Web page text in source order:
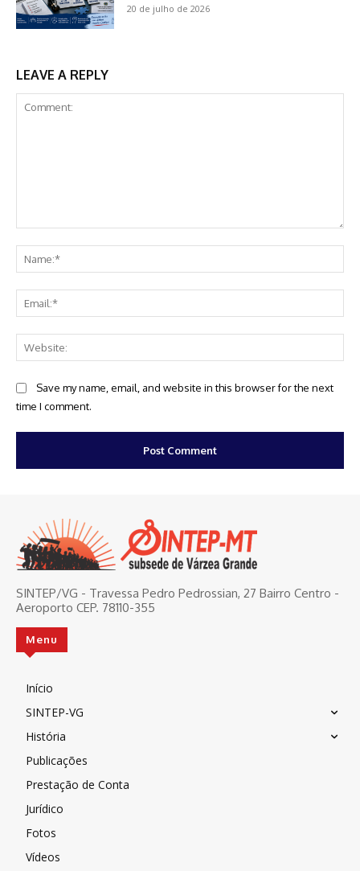
20 de julho de 2026
LEAVE A REPLY
Save my name, email, and website in this browser for the next
time I comment.
SINTEP/VG - Travessa Pedro Pedrossian, 27 Bairro Centro -
Aeroporto CEP. 78110-355
Menu
Início
SINTEP-VG
História
Publicações
Prestação de Conta
Jurídico
Fotos
Vídeos